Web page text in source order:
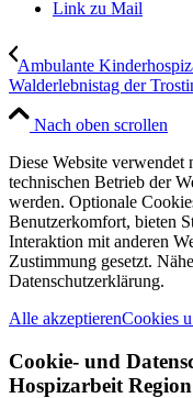
Link zu Mail
Ambulante
Walderlebnistag der
Nach oben scrollen
Diese Website verwendet
technischen Betrieb der
werden. Optionale
Benutzerkomfort, bieten
Interaktion mit anderen
Zustimmung gesetzt.
Datenschutzerklärung.
Alle akzeptierenCookies
Cookie- und
Hospizarbeit